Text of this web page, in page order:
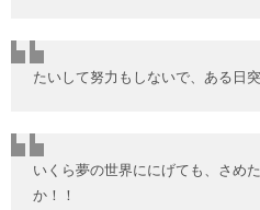
たいして努力もしないで、ある日
いくら夢の世界ににげても、さめ
か！！